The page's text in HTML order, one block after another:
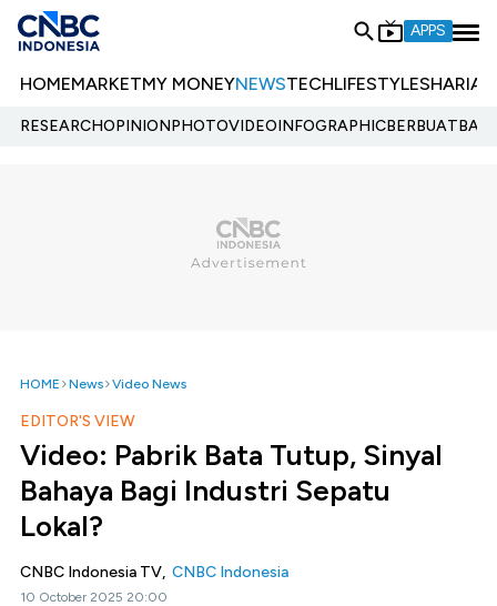
APPS
HOMEMARKETMY MONEYNEWSTECHLIFESTYLESHARIA
RESEARCHOPINIONPHOTOVIDEOINFOGRAPHIC
HOME News Video News
EDITOR'S VIEW
Video: Pabrik Bata Tutup, Sinyal
Bahaya Bagi Industri Sepatu
Lokal?
CNBC Indonesia TV, CNBC Indonesia
10 October 2025 20:00